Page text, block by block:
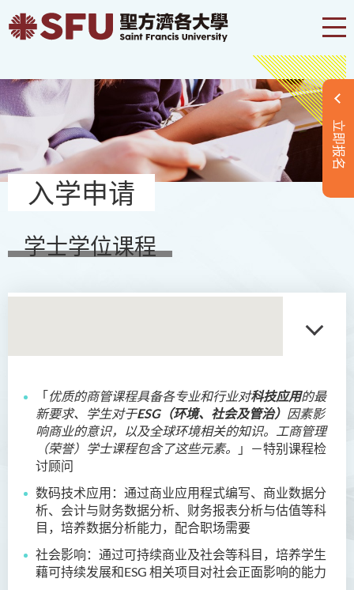
立即报名
入学申请
学士学位课程
「优质的商管课程具备各专业和行业对科技应用的最
新要求、学生对于ESG（环境、社会及管治） 因素影
响商业的意识，以及全球环境相关的知识。工商管理
（荣誉）学士课程包含了这些元素。
」－特别课程检
讨顾问
数码技术应用：通过商业应用程式编写、商业数据分
析、会计与财务数据分析、财务报表分析与估值等科
目，培养数据分析能力，配合职场需要
社会影响：通过可持续商业及社会等科目，培养学生
藉可持续发展和ESG 相关项目对社会正面影响的能力
语言及文化（荣誉）文学士
语文及通识（荣誉）文学士
工商管理（荣誉）学士
工商管理(荣誉)酒店及旅游
管理应用学士